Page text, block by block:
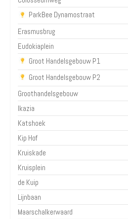
ParkBee Dynamostraat
Erasmusbrug
Eudokiaplein
Groot Handelsgebouw P1
Groot Handelsgebouw P2
Groothandelsgebouw
Ikazia
Katshoek
Kip Hof
Kruiskade
Kruisplein
de Kuip
Lijnbaan
Maarschalkerwaard